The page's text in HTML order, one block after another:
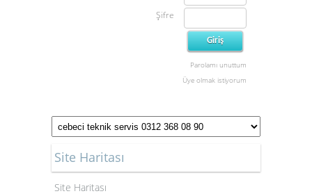
Şifre
Parolamı unuttum
Üye olmak istiyorum
Site Haritası
Site Haritası